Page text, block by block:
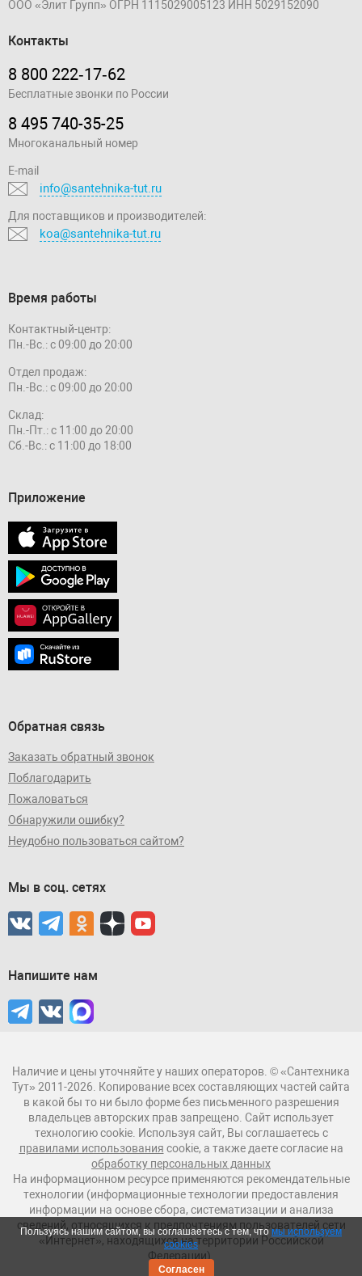
ООО «Элит Групп» ОГРН 1115029005123 ИНН 5029152090
Контакты
8 800 222‑17‑62
Бесплатные звонки по России
8 495 740-35-25
Многоканальный номер
E-mail
info@santehnika-tut.ru
Для поставщиков и производителей:
koa@santehnika-tut.ru
Время работы
Контактный-центр:
Пн.-Вс.: с 09:00 до 20:00
Отдел продаж:
Пн.-Вс.: с 09:00 до 20:00
Склад:
Пн.-Пт.: с 11:00 до 20:00
Сб.-Вс.: с 11:00 до 18:00
Приложение
Обратная связь
Заказать обратный звонок
Поблагодарить
Пожаловаться
Обнаружили ошибку?
Неудобно пользоваться сайтом?
Мы в соц. сетях
Напишите нам
Наличие и цены уточняйте у наших операторов. © «Сантехника
Тут» 2011-2026. Копирование всех составляющих частей сайта
в какой бы то ни было форме без письменного разрешения
владельцев авторских прав запрещено. Сайт использует
технологию cookie. Используя сайт, Вы соглашаетесь с
правилами использования cookie, а также даете согласие на
обработку персональных данных
На информационном ресурсе применяются рекомендательные
технологии (информационные технологии предоставления
информации на основе сбора, систематизации и анализа
сведений, относящихся к предпочтениям пользователей сети
«Интернет», находящихся на территории Российской
Федерации).
Пользуясь нашим сайтом, вы соглашаетесь с тем, чтомы используем
cookies
Согласен